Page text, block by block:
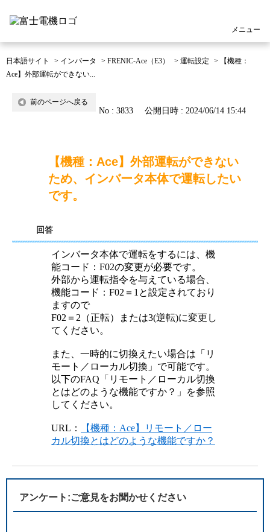
メニュー
日本語サイト > インバータ > FRENIC-Ace（E3） > 運転設定 >
【機種：
Ace】外部運転ができない...
前のページへ戻る
No : 3833 公開日時 : 2024/06/14 15:44
【機種：Ace】外部運転ができない
ため、インバータ本体で運転したい
です。
回答
インバータ本体で運転をするには、機
能コード：F02の変更が必要です。
外部から運転指令を与えている場合、
機能コード：F02＝1と設定されており
ますので
F02＝2（正転）または3(逆転)に変更し
てください。
また、一時的に切換えたい場合は「リ
モート／ローカル切換」で可能です。
以下のFAQ「リモート／ローカル切換
とはどのような機能ですか？」を参照
してください。
URL：
【機種：Ace】リモート／ロー
カル切換とはどのような機能ですか？
アンケート:ご意見をお聞かせください